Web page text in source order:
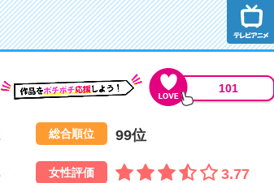
101
総合順位 99位
女性評価 3.77